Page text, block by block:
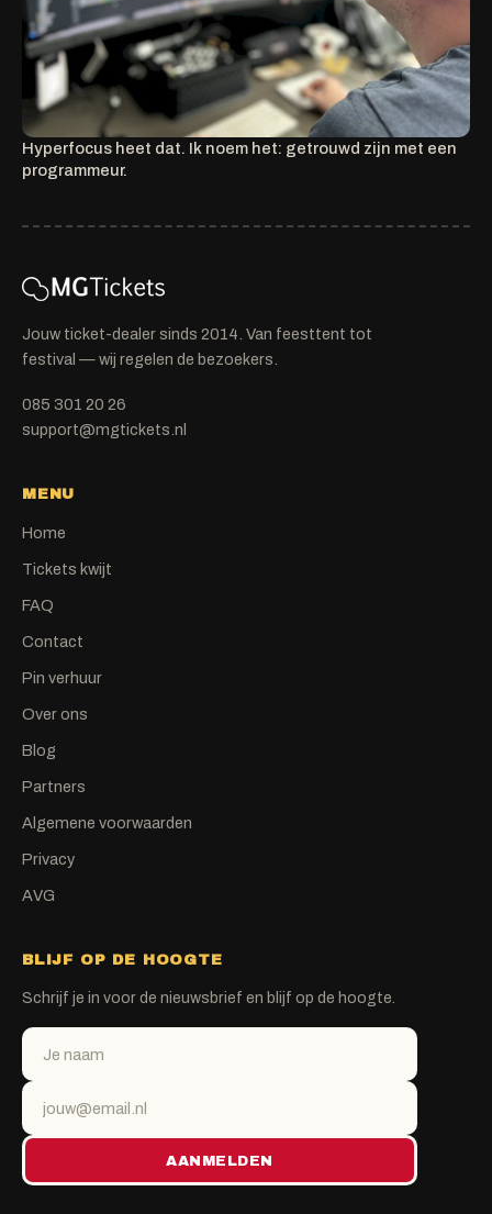
Hyperfocus heet dat. Ik noem het: getrouwd zijn met een
programmeur.
Jouw ticket-dealer sinds 2014. Van feesttent tot
festival — wij regelen de bezoekers.
085 301 20 26
support@mgtickets.nl
MENU
Home
Tickets kwijt
FAQ
Contact
Pin verhuur
Over ons
Blog
Partners
Algemene voorwaarden
Privacy
AVG
BLIJF OP DE HOOGTE
Schrijf je in voor de nieuwsbrief en blijf op de hoogte.
AANMELDEN